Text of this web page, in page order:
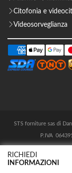
Citofonia e
Videosorveglianza
STS forniture sas di
P.IVA
RICHIEDI
INFORMAZIONI